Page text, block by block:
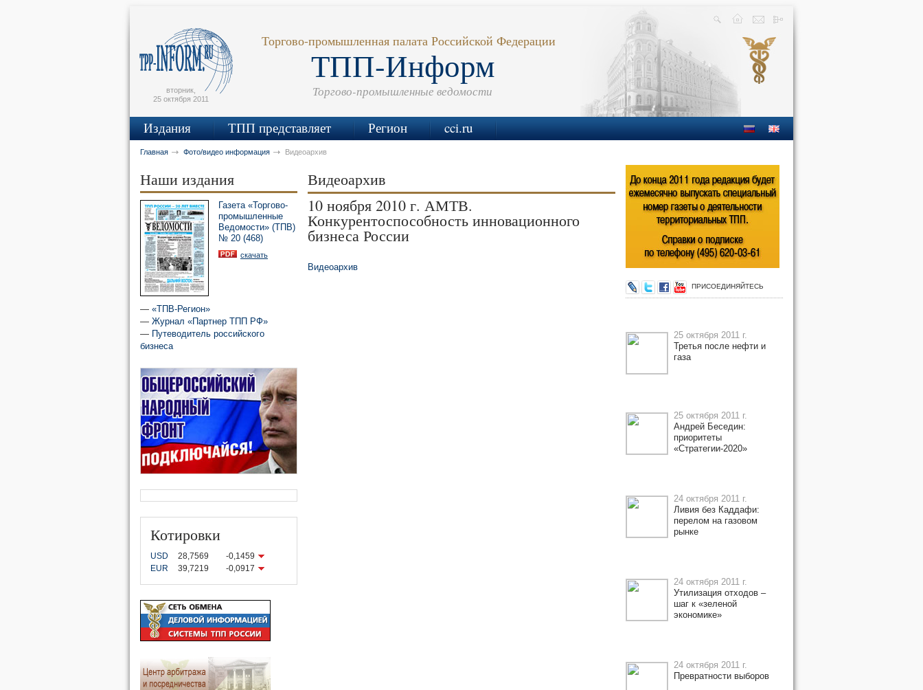
вторник,
25 октября 2011
Торгово-промышленная палата Российской Федерации
ТПП-Информ
Торгово-промышленные ведомости
Издания ТПП представляет Регион cci.ru
Главная Фото/видео информация Видеоархив
Наши издания
Газета «Торгово-
промышленные
Ведомости» (ТПВ)
№ 20 (468)
скачать
— «ТПВ-Регион»
— Журнал «Партнер ТПП РФ»
— Путеводитель российского
бизнеса
Котировки
USD 28,7569
-0,1459
EUR
39,7219 -0,0917
Видеоархив
10 ноября 2010 г. АМТВ.
Конкурентоспособность инновационного
бизнеса России
Видеоархив
ПРИСОЕДИНЯЙТЕСЬ
25 октября 2011 г.
Третья после нефти и
газа
25 октября 2011 г.
Андрей Беседин:
приоритеты
«Стратегии-2020»
24 октября 2011 г.
Ливия без Каддафи:
перелом на газовом
рынке
24 октября 2011 г.
Утилизация отходов –
шаг к «зеленой
экономике»
24 октября 2011 г.
Превратности выборов